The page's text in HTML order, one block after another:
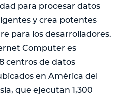
para procesar datos
y crea potentes
para los desarrolladores.
Computer es
centros de datos
en América del
que ejecutan 1,300